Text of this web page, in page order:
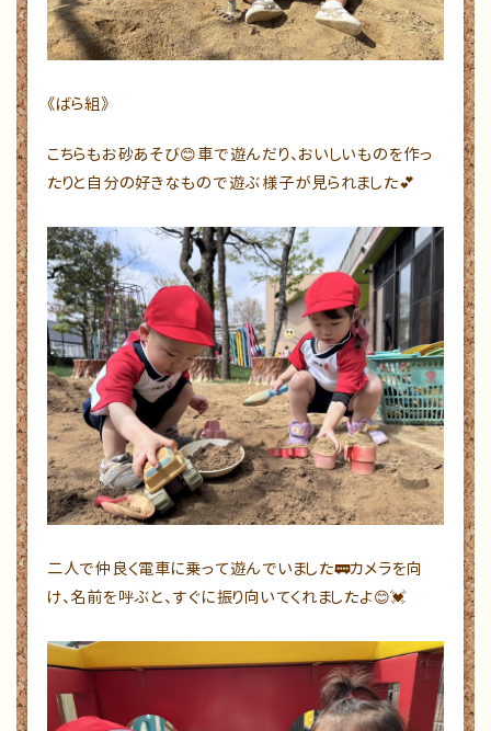
《ばら組》
こちらもお砂あそび😊車で遊んだり、おいしいものを作っ
たりと自分の好きなもので遊ぶ様子が見られました💕
二人で仲良く電車に乗って遊んでいました🚃カメラを向
け、名前を呼ぶと、すぐに振り向いてくれましたよ😊💓